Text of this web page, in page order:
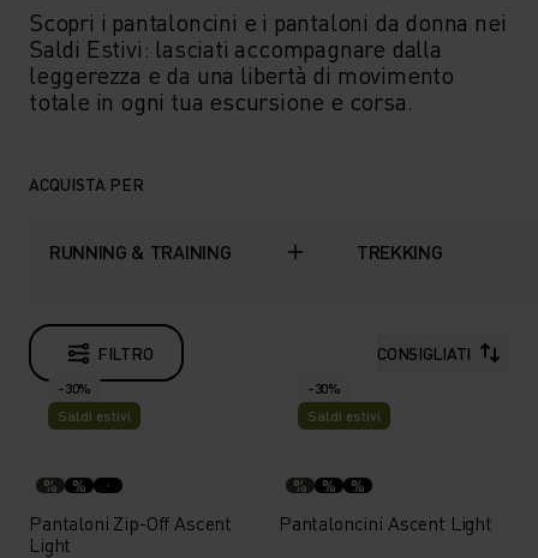
Scopri i pantaloncini e i pantaloni da donna nei
Saldi Estivi: lasciati accompagnare dalla
leggerezza e da una libertà di movimento
totale in ogni tua escursione e corsa.
ACQUISTA PER
RUNNING & TRAINING TREKKING
FILTRO CONSIGLIATI
-30%
Saldi estivi
% %
Pantaloni Zip-Off Ascent
Light
-30%
Saldi estivi
% % %
Pantaloncini Ascent Light